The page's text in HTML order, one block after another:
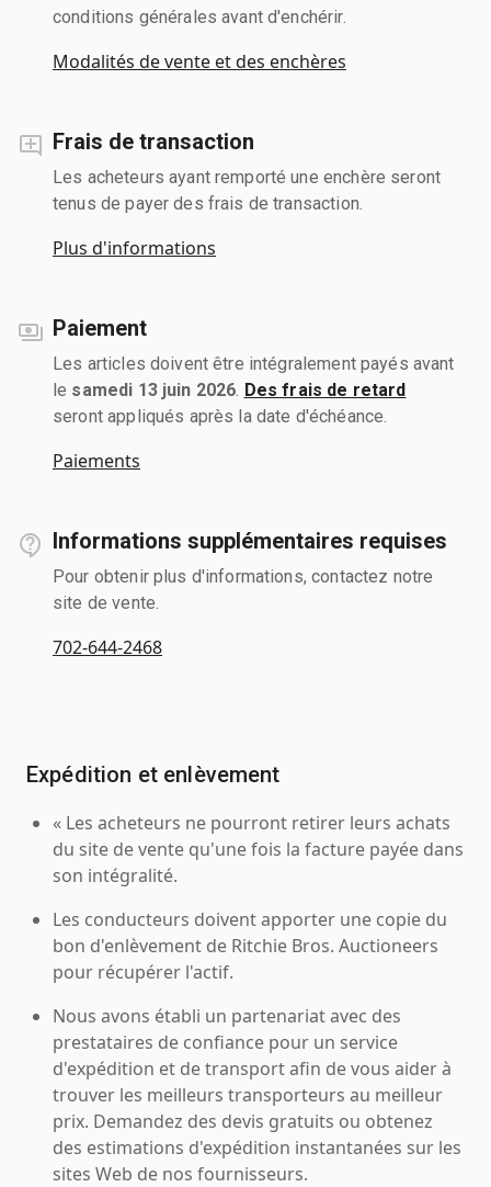
conditions générales avant d'enchérir.
Modalités de vente et des enchères
Frais de transaction
Les acheteurs ayant remporté une enchère seront
tenus de payer des frais de transaction.
Plus d'informations
Paiement
Les articles doivent être intégralement payés avant
le samedi 13 juin 2026 Des frais de retard
seront appliqués après la date d'échéance.
Paiements
Informations supplémentaires requises
Pour obtenir plus d'informations, contactez notre
site de vente.
702-644-2468
Expédition et enlèvement
« Les acheteurs ne pourront retirer leurs achats
du site de vente qu'une fois la facture payée dans
son intégralité.
Les conducteurs doivent apporter une copie du
bon d'enlèvement de Ritchie Bros. Auctioneers
pour récupérer l'actif.
Nous avons établi un partenariat avec des
prestataires de confiance pour un service
d'expédition et de transport afin de vous aider à
trouver les meilleurs transporteurs au meilleur
prix. Demandez des devis gratuits ou obtenez
des estimations d'expédition instantanées sur les
sites Web de nos fournisseurs.